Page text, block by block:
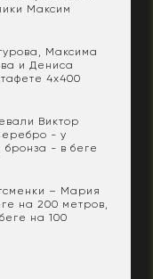
Максим
Максима
и Дениса
4х400
Виктор
- у
бронза - в беге
– Мария
на 200 метров,
на 100